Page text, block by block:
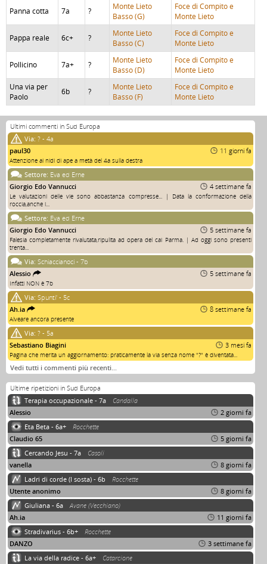
Panna cotta 7a ?
Monte Lieto
Basso (G)
Foce di Compito e
Monte Lieto
Pappa reale 6c+ ?
Monte Lieto
Basso (C)
Foce di Compito e
Monte Lieto
Pollicino 7a+ ?
Monte Lieto
Basso (D)
Foce di Compito e
Monte Lieto
Una via per
Paolo
6b ?
Monte Lieto
Basso (F)
Foce di Compito e
Monte Lieto
Ultimi commenti in Sud Europa
Via: ? - 4a
paul30
11 giorni fa
Attenzione ai nidi di ape a metà del 4a sulla destra
Settore: Eva ed Erne
Giorgio Edo Vannucci
4 settimane fa
Le valutazioni delle vie sono abbastanza compresse... | Data la conformazione della
roccia,anche i...
Settore: Eva ed Erne
Giorgio Edo Vannucci
5 settimane fa
Falesia completamente rivalutata,ripulita ad opera del cai Parma. | Ad oggi sono presenti
trenta...
Via: Schiaccianoci - 7b
Alessio
5 settimane fa
Infatti NON è 7b
Via: Spunti' - 5c
Ah.ia
8 settimane fa
Alveare ancora presente
Via: ? - 5a
Sebastiano Biagini
3 mesi fa
Pagina che merita un aggiornamento: praticamente la via senza nome "?" è diventata...
Vedi tutti i commenti più recenti…
Ultime ripetizioni in Sud Europa
Terapia occupazionale - 7a
Candalla
Alessio
2 giorni fa
Eta Beta - 6a+
Rocchette
Claudio 65
5 giorni fa
Cercando Jesu - 7a
Casoli
vanella
8 giorni fa
Ladri di corde (I sosta) - 6b
Rocchette
Utente anonimo
8 giorni fa
Giuliana - 6a
Avane (Vecchiano)
Ah.ia
11 giorni fa
Stradivarius - 6b+
Rocchette
DANZO
3 settimane fa
La via della radice - 6a+
Catarcione